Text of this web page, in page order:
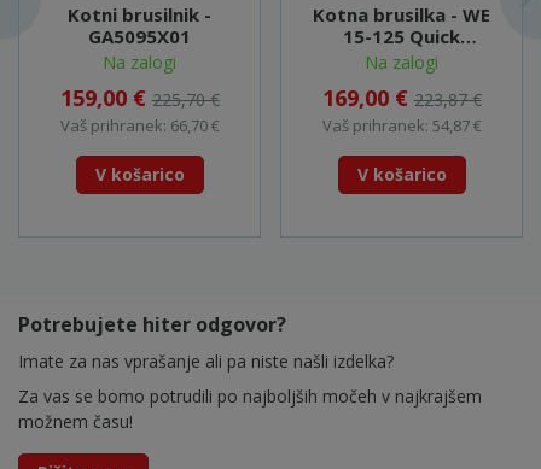
Kotni brusilnik -
GA5095X01
Na zalogi
159,00 €225,70 €
Vaš prihranek: 66,70 €
V košarico
Kotna brusilka - WE
15-125 Quick
(600448000)
Na zalogi
169,00 €223,87 €
Vaš prihranek: 54,87 €
V košarico
Potrebujete hiter odgovor?
Imate za nas vprašanje ali pa niste našli izdelka?
Za vas se bomo potrudili po najboljših močeh v najkrajšem
možnem času!